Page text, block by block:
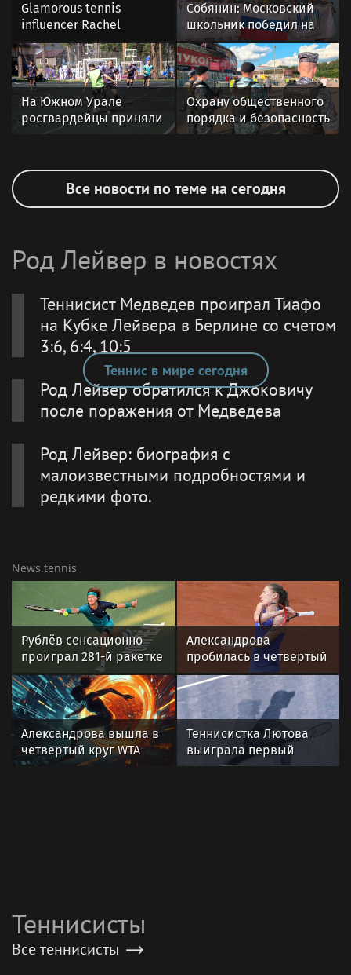
Glamorous tennis
influencer Rachel
Stuhlmann braves cold
in revealing low-cut top
and skirt sending fans
wild
Собянин: Московский
школьник победил на
олимпиаде по
искусственному
интеллекту
На Южном Урале
росгвардейцы приняли
участие в спортивных
приуроченных ко Дню
физкультурника
Охрану общественного
порядка и безопасность
на футбольном матче в
Росгвардия
Все новости по теме на сегодня
Род Лейвер в новостях
Теннисист Медведев проиграл Тиафо
на Кубке Лейвера в Берлине со счетом
3:6, 6:4, 10:5
Род Лейвер обратился к Джоковичу
после поражения от Медведева
Род Лейвер: биография с
малоизвестными подробностями и
редкими фото.
News.tennis
Рублёв сенсационно
проиграл 281-й ракетке
во втором круге
«Мастерса» в Монреале
Александрова
пробилась в четвертый
круг турнира WTA 1000
в Торонто
Александрова вышла в
четвертый круг WTA
1000 в Торонто
Теннисистка Лютова
выиграла первый
турнир под эгидой WTA
Теннис в мире сегодня
Теннисисты
Все теннисисты